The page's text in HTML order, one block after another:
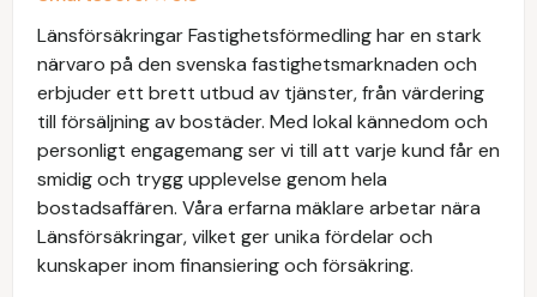
Länsförsäkringar Fastighetsförmedling har en stark
närvaro på den svenska fastighetsmarknaden och
erbjuder ett brett utbud av tjänster, från värdering
till försäljning av bostäder. Med lokal kännedom och
personligt engagemang ser vi till att varje kund får en
smidig och trygg upplevelse genom hela
bostadsaffären. Våra erfarna mäklare arbetar nära
Länsförsäkringar, vilket ger unika fördelar och
kunskaper inom finansiering och försäkring.